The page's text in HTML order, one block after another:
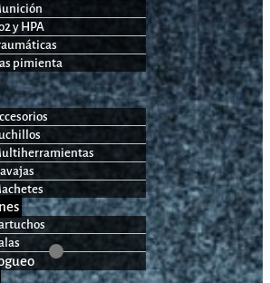
y HPA
pimienta